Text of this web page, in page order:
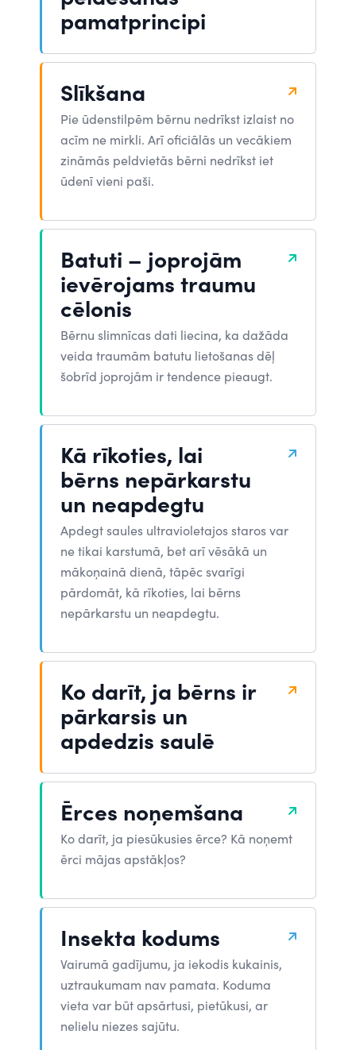
pamatprincipi
Slīkšana
Pie ūdenstilpēm bērnu nedrīkst izlaist no
acīm ne mirkli. Arī oficiālās un vecākiem
zināmās peldvietās bērni nedrīkst iet
ūdenī vieni paši.
Batuti – joprojām
ievērojams traumu
cēlonis
Bērnu slimnīcas dati liecina, ka dažāda
veida traumām batutu lietošanas dēļ
šobrīd joprojām ir tendence pieaugt.
Kā rīkoties, lai
bērns nepārkarstu
un neapdegtu
Apdegt saules ultravioletajos staros var
ne tikai karstumā, bet arī vēsākā un
mākoņainā dienā, tāpēc svarīgi
pārdomāt, kā rīkoties, lai bērns
nepārkarstu un neapdegtu.
Ko darīt, ja bērns ir
pārkarsis un
apdedzis saulē
Ērces noņemšana
Ko darīt, ja piesūkusies ērce? Kā noņemt
ērci mājas apstākļos?
Insekta kodums
Vairumā gadījumu, ja iekodis kukainis,
uztraukumam nav pamata. Koduma
vieta var būt apsārtusi, pietūkusi, ar
nelielu niezes sajūtu.